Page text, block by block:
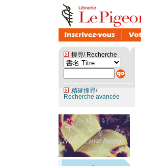
搜尋/ Recherche
精確搜尋/
Recherche avancée